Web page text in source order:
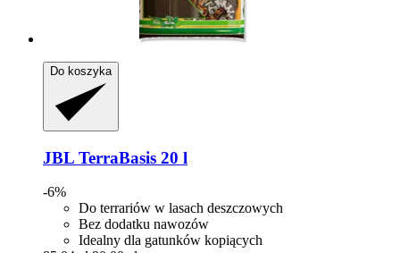
Do koszyka
JBL TerraBasis 20 l
-6%
Do terrariów w lasach deszczowych
Bez dodatku nawozów
Idealny dla gatunków kopiących